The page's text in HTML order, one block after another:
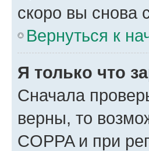
скоро вы снова
Вернуться к
Я только что
Сначала
верны, то
COPPA и при